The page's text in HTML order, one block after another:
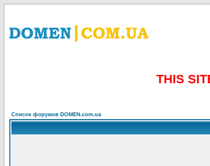
THIS
Список форумов DOMEN.com.ua